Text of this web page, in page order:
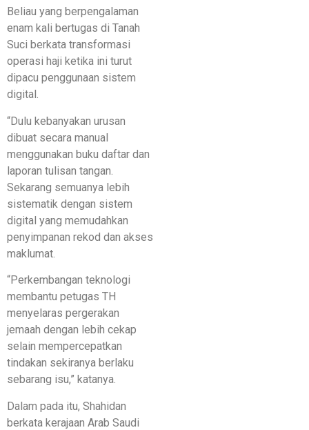
Beliau yang berpengalaman
enam kali bertugas di Tanah
Suci berkata transformasi
operasi haji ketika ini turut
dipacu penggunaan sistem
digital.
“Dulu kebanyakan urusan
dibuat secara manual
menggunakan buku daftar dan
laporan tulisan tangan.
Sekarang semuanya lebih
sistematik dengan sistem
digital yang memudahkan
penyimpanan rekod dan akses
maklumat.
“Perkembangan teknologi
membantu petugas TH
menyelaras pergerakan
jemaah dengan lebih cekap
selain mempercepatkan
tindakan sekiranya berlaku
sebarang isu,” katanya.
Dalam pada itu, Shahidan
berkata kerajaan Arab Saudi